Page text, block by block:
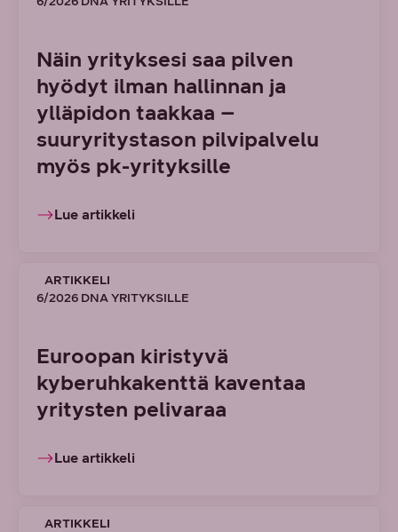
Näin yrityksesi saa pilven
hyödyt ilman hallinnan ja
ylläpidon taakkaa –
suuryritystason pilvipalvelu
myös pk-yrityksille
Lue artikkeli
ARTIKKELI
6/2026 DNA YRITYKSILLE
Euroopan kiristyvä
kyberuhkakenttä kaventaa
yritysten pelivaraa
Lue artikkeli
ARTIKKELI